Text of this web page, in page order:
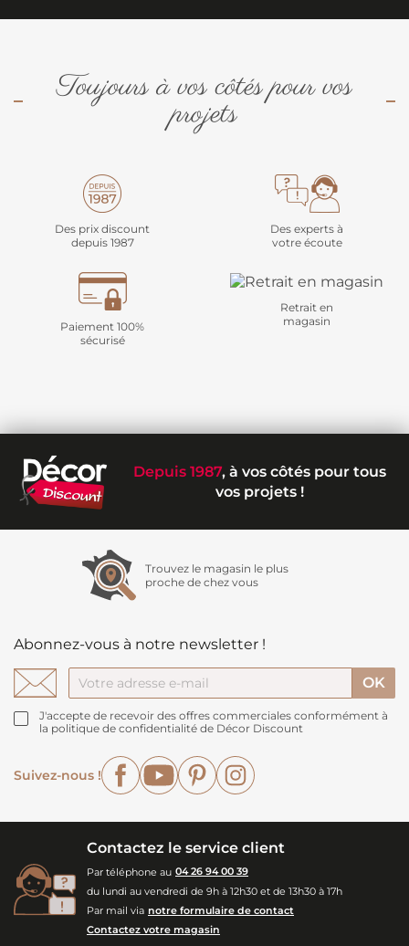
Toujours à vos côtés pour vos
projets
Des prix discount
depuis 1987
Des experts à
votre écoute
Paiement 100%
sécurisé
Retrait en
magasin
Depuis 1987, à vos côtés pour tous
vos projets !
Trouvez le magasin le plus
proche de chez vous
Abonnez-vous à notre newsletter !
J'accepte de recevoir des offres commerciales conformément à
la politique de confidentialité de Décor Discount
Suivez-nous !
FacebookYouTubePinterest
Contactez le service client
Par téléphone au 04 26 94 00 39
du lundi au vendredi de 9h à 12h30 et de 13h30 à 17h
Par mail via notre formulaire de contact
Contactez votre magasin